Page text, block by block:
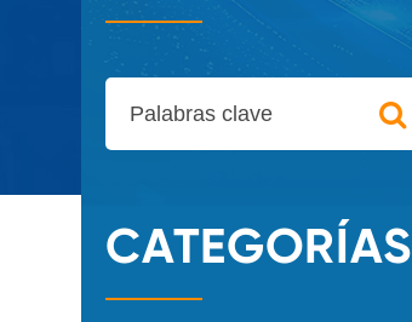
CATEGORÍAS